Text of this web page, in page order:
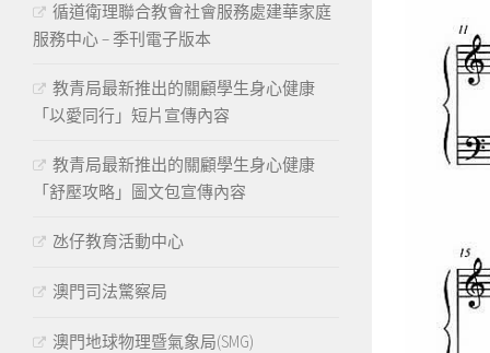
循道衛理聯合教會社會服務處建華家庭
服務中心 – 季刊電子版本
教青局最新推出的關顧學生身心健康
「以愛同行」短片宣傳內容
教青局最新推出的關顧學生身心健康
「舒壓攻略」圖文包宣傳內容
氹仔教育活動中心
澳門司法驚察局
澳門地球物理暨氣象局(SMG)